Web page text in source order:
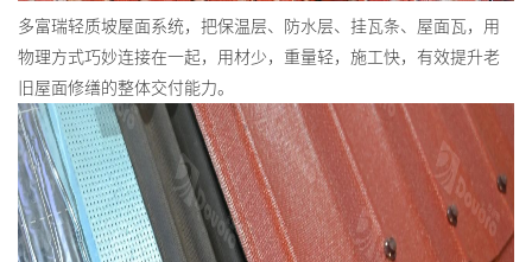
多富瑞轻质坡屋面系统，把保温层、防水层、挂瓦条、屋面瓦，用
物理方式巧妙连接在一起，用材少，重量轻，施工快，有效提升老
旧屋面修缮的整体交付能力。